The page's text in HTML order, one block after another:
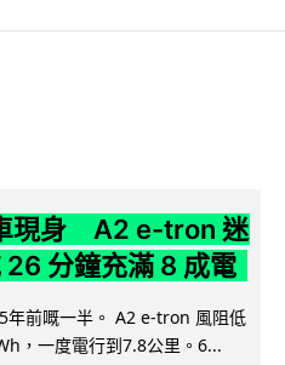
現身 A2 e-tron 迷
分鐘充滿 8 成電
前嘅一半。 A2 e-tron 風阻低
，一度電行到7.8公里。6...